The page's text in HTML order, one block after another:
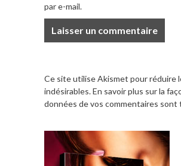
par e-mail.
Ce site utilise Akismet pour réduire
indésirables.En savoir plus sur la
données de vos commentaires sont